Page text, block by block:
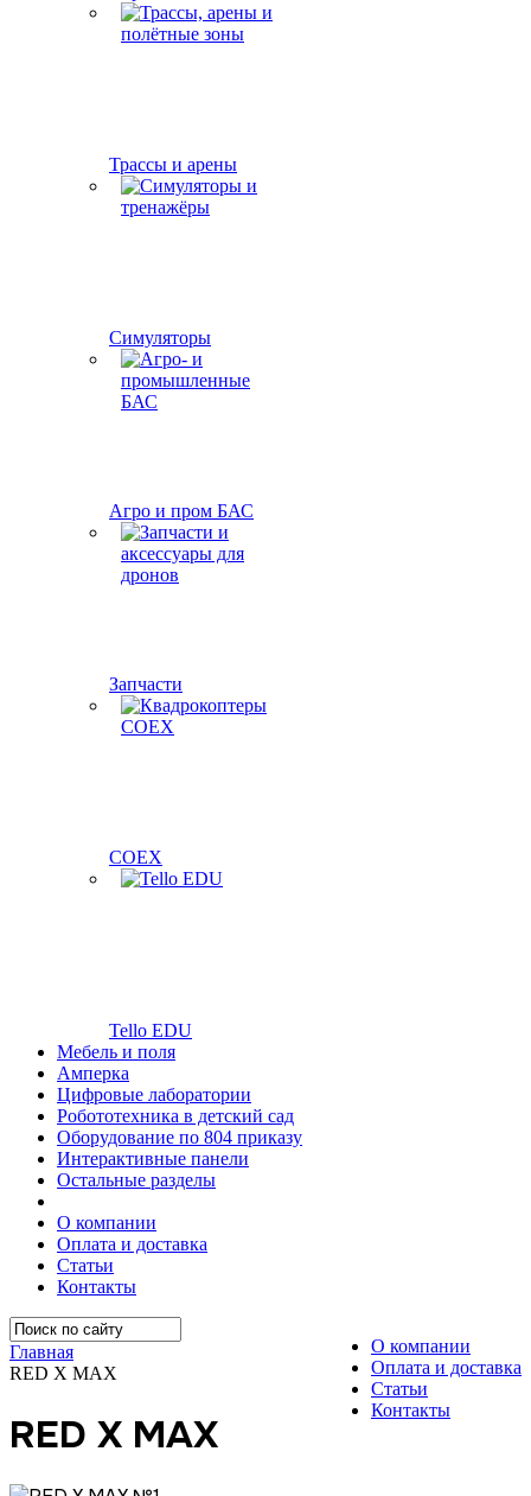
Трассы и арены
Симуляторы
Агро и пром БАС
Запчасти
COEX
Tello EDU
Мебель и поля
Амперка
Цифровые лаборатории
Робототехника в детский сад
Оборудование по 804 приказу
Интерактивные панели
Остальные разделы
О компании
Оплата и доставка
Статьи
Контакты
О компании
Оплата и доставка
Статьи
Контакты
Главная
RED X MAX
RED X MAX